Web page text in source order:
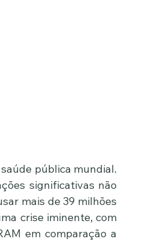
pública mundial.
significativas não
mais de 39 milhões
crise iminente, com
em comparação a